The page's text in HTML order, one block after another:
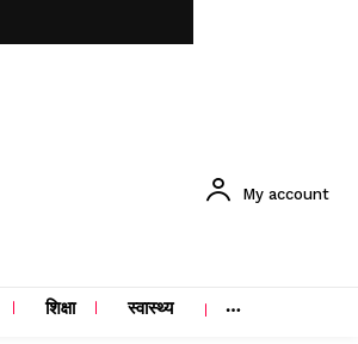
My account
शिक्षा स्वास्थ्य